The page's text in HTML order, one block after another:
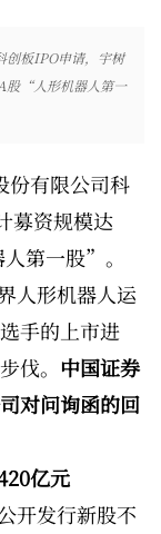
创板IPO申请，宇树
股“人形机器人第一
份有限公司科
募资规模达
第一股”。
人形机器人运
手的上市进
伐。 中国证券
对问询函的回
亿元
开发行新股不